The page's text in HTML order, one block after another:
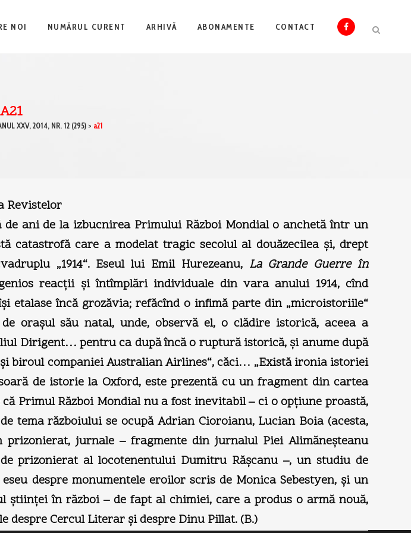
NOI NUMĂRUL CURENT ARHIVĂ ABONAMENTE CONTACT
A21
XXV, 2014, NR. 12 (295) > a21
Revistelor
ani de la izbucnirea Primului Război Mondial o anchetă într un
catastrofă care a modelat tragic secolul al douăzecilea şi, drept
„1914“. Eseul lui Emil Hurezeanu, La Grande Guerre în
reacţii şi întîmplări individuale din vara anului 1914, cînd
încă grozăvia; refăcînd o infimă parte din „microistoriile“
oraşul său natal, unde, observă el, o clădire istorică, aceea a
Dirigent… pentru ca după încă o ruptură istorică, şi anume după
şi biroul companiei Australian Airlines“, căci… „Există ironia istoriei
de istorie la Oxford, este prezentă cu un fragment din cartea
Primul Război Mondial nu a fost inevitabil – ci o opţiune proastă,
tema războiului se ocupă Adrian Cioroianu, Lucian Boia (acesta,
jurnale – fragmente din jurnalul Piei Alimăneşteanu
prizonierat al locotenentului Dumitru Răşcanu –, un studiu de
despre monumentele eroilor scris de Monica Sebestyen, şi un
ştiinţei în război – de fapt al chimiei, care a produs o armă nouă,
despre Cercul Literar şi despre Dinu Pillat. (B.)